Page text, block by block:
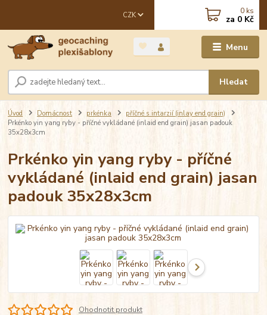
Menu
CZK
Hledat
0 ks
za 0 Kč
Úvod Domácnost prkénka
příčné s intarzií (inlay end grain)
Prkénko yin yang ryby - příčné vykládané (inlaid end grain) jasan padouk
35x28x3cm
Prkénko yin yang ryby - příčné
vykládané (inlaid end grain) jasan
padouk 35x28x3cm
Ohodnotit produkt